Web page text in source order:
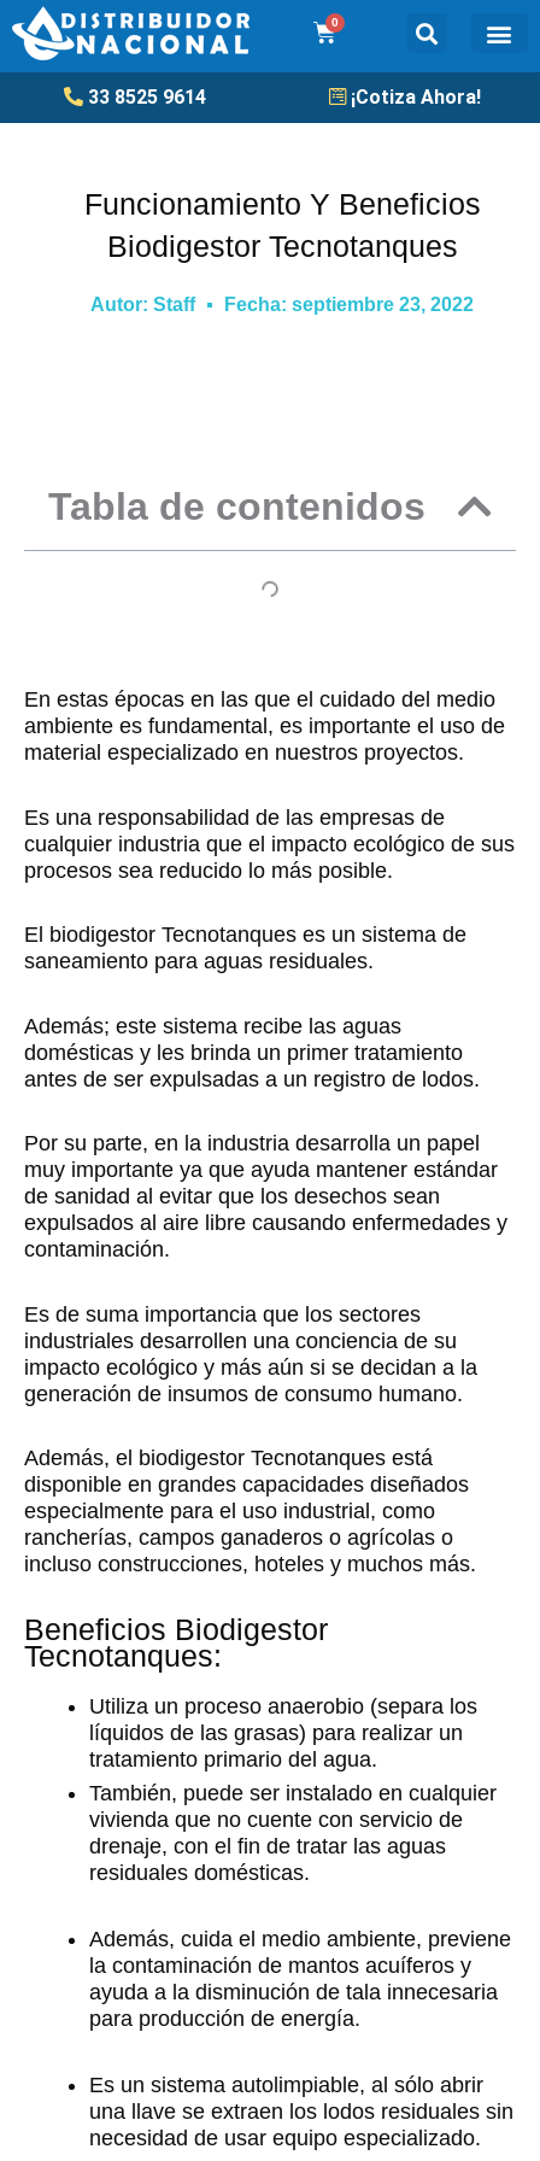
al
contenido
0
Cart
33 8525 9614 ¡Cotiza Ahora!
Funcionamiento Y Beneficios
Biodigestor Tecnotanques
Autor: Staff Fecha: septiembre 23, 2022
Tabla de contenidos
En estas épocas en las que el cuidado del medio
ambiente es fundamental, es importante el uso de
material especializado en nuestros proyectos.
Es una responsabilidad de las empresas de
cualquier industria que el impacto ecológico de sus
procesos sea reducido lo más posible.
El biodigestor Tecnotanques es un sistema de
saneamiento para aguas residuales.
Además; este sistema recibe las aguas
domésticas y les brinda un primer tratamiento
antes de ser expulsadas a un registro de lodos.
Por su parte, en la industria desarrolla un papel
muy importante ya que ayuda mantener estándar
de sanidad al evitar que los desechos sean
expulsados al aire libre causando enfermedades y
contaminación.
Es de suma importancia que los sectores
industriales desarrollen una conciencia de su
impacto ecológico y más aún si se decidan a la
generación de insumos de consumo humano.
Además, el biodigestor Tecnotanques está
disponible en grandes capacidades diseñados
especialmente para el uso industrial, como
rancherías, campos ganaderos o agrícolas o
incluso construcciones, hoteles y muchos más.
Beneficios Biodigestor
Tecnotanques:
Utiliza un proceso anaerobio (separa los
líquidos de las grasas) para realizar un
tratamiento primario del agua.
También, puede ser instalado en cualquier
vivienda que no cuente con servicio de
drenaje, con el fin de tratar las aguas
residuales domésticas.
Además, cuida el medio ambiente, previene
la contaminación de mantos acuíferos y
ayuda a la disminución de tala innecesaria
para producción de energía.
Es un sistema autolimpiable, al sólo abrir
una llave se extraen los lodos residuales sin
necesidad de usar equipo especializado.